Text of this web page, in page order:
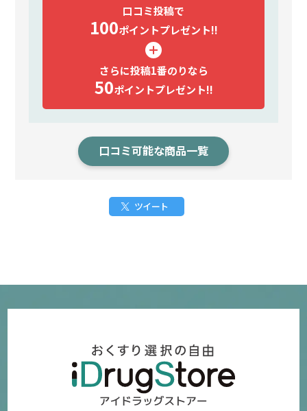
口コミ投稿で
100ポイントプレゼント!!
さらに投稿1番のりなら
50ポイントプレゼント!!
口コミ可能な商品一覧
ツイート